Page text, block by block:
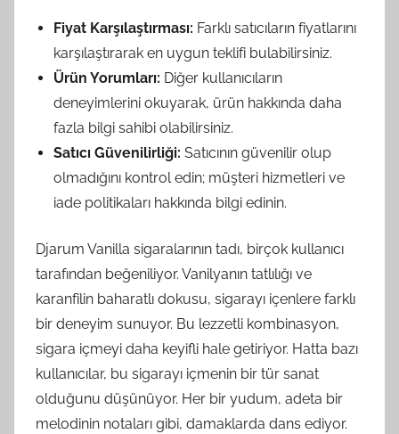
Fiyat Karşılaştırması: Farklı satıcıların fiyatlarını
karşılaştırarak en uygun teklifi bulabilirsiniz.
Ürün Yorumları: Diğer kullanıcıların
deneyimlerini okuyarak, ürün hakkında daha
fazla bilgi sahibi olabilirsiniz.
Satıcı Güvenilirliği: Satıcının güvenilir olup
olmadığını kontrol edin; müşteri hizmetleri ve
iade politikaları hakkında bilgi edinin.
Djarum Vanilla sigaralarının tadı, birçok kullanıcı
tarafından beğeniliyor. Vanilyanın tatlılığı ve
karanfilin baharatlı dokusu, sigarayı içenlere farklı
bir deneyim sunuyor. Bu lezzetli kombinasyon,
sigara içmeyi daha keyifli hale getiriyor. Hatta bazı
kullanıcılar, bu sigarayı içmenin bir tür sanat
olduğunu düşünüyor. Her bir yudum, adeta bir
melodinin notaları gibi, damaklarda dans ediyor.